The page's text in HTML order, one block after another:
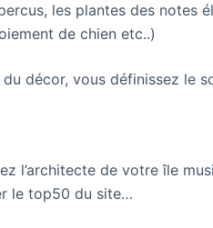
les plantes des notes
de chien etc..)
décor, vous définissez le
l’architecte de votre île
le top50 du site…